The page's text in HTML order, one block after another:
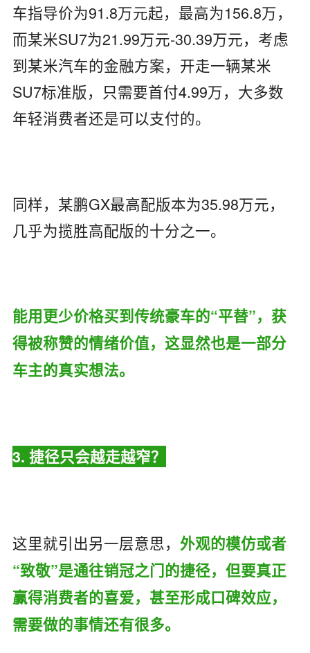
车指导价为91.8万元起，最高为156.8万，
而某米SU7为21.99万元-30.39万元，考虑
到某米汽车的金融方案，开走一辆某米
SU7标准版，只需要首付4.99万，大多数
年轻消费者还是可以支付的。
同样，某鹏GX最高配版本为35.98万元，
几乎为揽胜高配版的十分之一。
能用更少价格买到传统豪车的“平替”，获
得被称赞的情绪价值，这显然也是一部分
车主的真实想法。
3. 捷径只会越走越窄？
这里就引出另一层意思， 外观的模仿或者
“致敬”是通往销冠之门的捷径，但要真正
赢得消费者的喜爱，甚至形成口碑效应，
需要做的事情还有很多。